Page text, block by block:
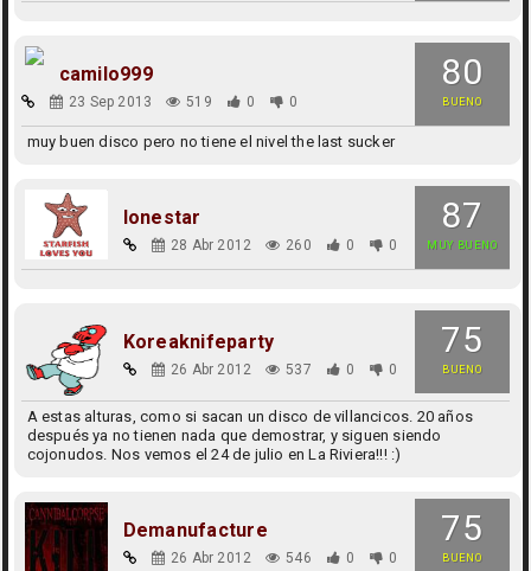
80
BUENO
camilo999
23 Sep 2013 519 0 0
muy buen disco pero no tiene el nivel the last sucker
87
MUY BUENO
lonestar
28 Abr 2012 260 0 0
75
BUENO
Koreaknifeparty
26 Abr 2012 537 0 0
A estas alturas, como si sacan un disco de villancicos. 20 años
después ya no tienen nada que demostrar, y siguen siendo
cojonudos. Nos vemos el 24 de julio en La Riviera!!! :)
75
BUENO
Demanufacture
26 Abr 2012 546 0 0